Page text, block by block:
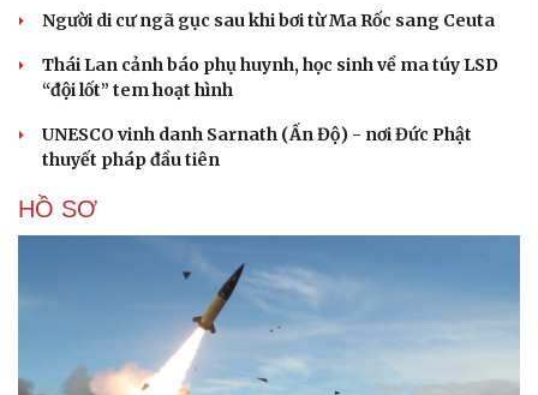
Người di cư ngã gục sau khi bơi từ Ma Rốc sang Ceuta
Thái Lan cảnh báo phụ huynh, học sinh về ma túy LSD
“đội lốt” tem hoạt hình
UNESCO vinh danh Sarnath (Ấn Độ) - nơi Đức Phật
thuyết pháp đầu tiên
HỒ SƠ